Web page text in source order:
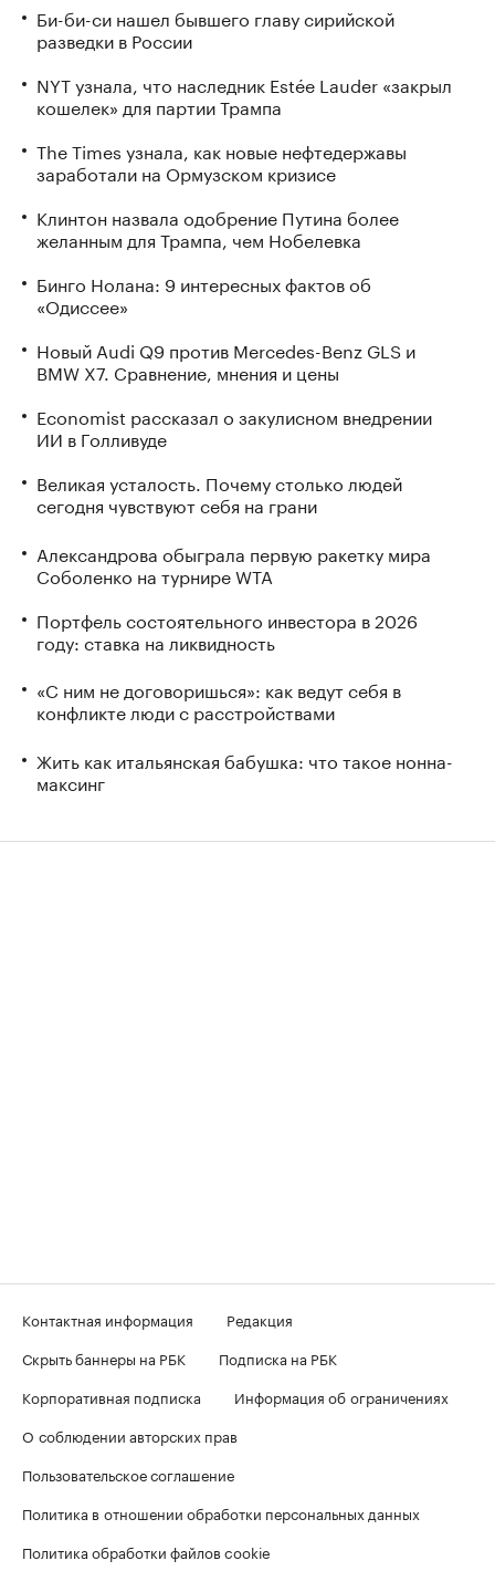
Би-би-си нашел бывшего главу сирийской
разведки в России
NYT узнала, что наследник Estée Lauder «закрыл
кошелек» для партии Трампа
The Times узнала, как новые нефтедержавы
заработали на Ормузском кризисе
Клинтон назвала одобрение Путина более
желанным для Трампа, чем Нобелевка
Бинго Нолана: 9 интересных фактов об
«Одиссее»
Новый Audi Q9 против Mercedes-Benz GLS и
BMW X7. Сравнение, мнения и цены
Economist рассказал о закулисном внедрении
ИИ в Голливуде
Великая усталость. Почему столько людей
сегодня чувствуют себя на грани
Александрова обыграла первую ракетку мира
Соболенко на турнире WTA
Портфель состоятельного инвестора в 2026
году: ставка на ликвидность
«С ним не договоришься»: как ведут себя в
конфликте люди с расстройствами
Жить как итальянская бабушка: что такое нонна-
максинг
Контактная информация
Редакция
Скрыть баннеры на РБК
Подписка на РБК
Корпоративная подписка
Информация об ограничениях
О соблюдении авторских прав
Пользовательское соглашение
Политика в отношении обработки персональных данных
Политика обработки файлов cookie